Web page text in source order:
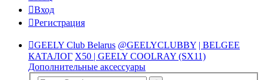
Вход
Регистрация
GEELY Club Belarus @GEELYCLUBBY | BELGEE
КАТАЛОГ X50 | GEELY COOLRAY (SX11)
Дополнительные аксессуары